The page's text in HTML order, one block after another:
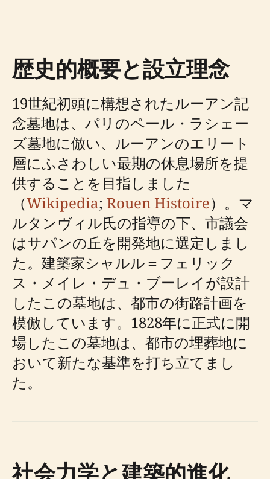
歴史的概要と設立理念
19世紀初頭に構想されたルーアン記
念墓地は、パリのペール・ラシェー
ズ墓地に倣い、ルーアンのエリート
層にふさわしい最期の休息場所を提
供することを目指しました
（Wikipedia; Rouen Histoire）。マ
ルタンヴィル氏の指導の下、市議会
はサパンの丘を開発地に選定しまし
た。建築家シャルル＝フェリック
ス・メイレ・デュ・ブーレイが設計
したこの墓地は、都市の街路計画を
模倣しています。1828年に正式に開
場したこの墓地は、都市の埋葬地に
おいて新たな基準を打ち立てまし
た。
社会力学と建築的進化